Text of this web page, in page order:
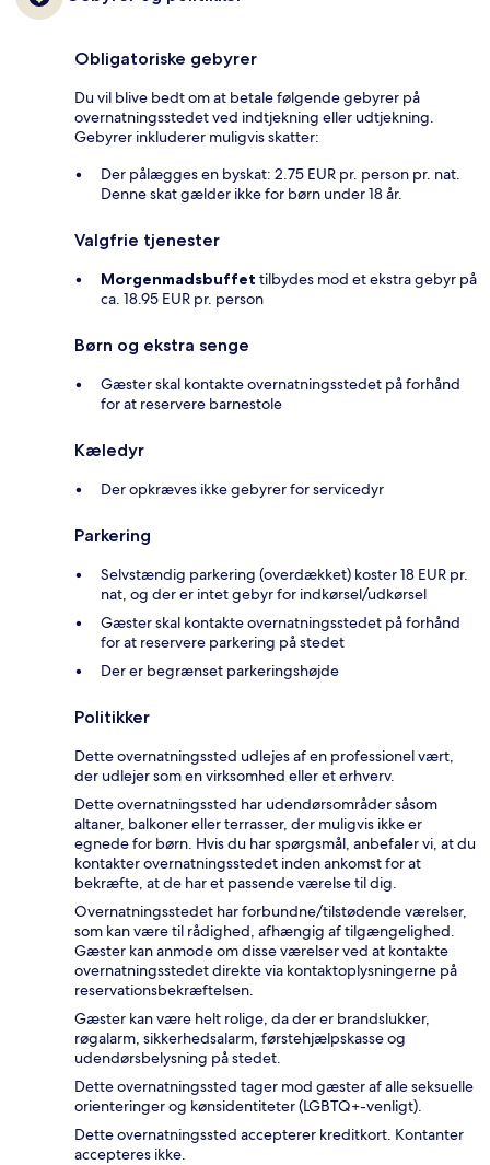
Obligatoriske gebyrer
Du vil blive bedt om at betale følgende gebyrer på
overnatningsstedet ved indtjekning eller udtjekning.
Gebyrer inkluderer muligvis skatter:
Der pålægges en byskat: 2.75 EUR pr. person pr. nat.
Denne skat gælder ikke for børn under 18 år.
Valgfrie tjenester
Morgenmadsbuffet tilbydes mod et ekstra gebyr på
ca. 18.95 EUR pr. person
Børn og ekstra senge
Gæster skal kontakte overnatningsstedet på forhånd
for at reservere barnestole
Kæledyr
Der opkræves ikke gebyrer for servicedyr
Parkering
Selvstændig parkering (overdækket) koster 18 EUR pr.
nat, og der er intet gebyr for indkørsel/udkørsel
Gæster skal kontakte overnatningsstedet på forhånd
for at reservere parkering på stedet
Der er begrænset parkeringshøjde
Politikker
Dette overnatningssted udlejes af en professionel vært,
der udlejer som en virksomhed eller et erhverv.
Dette overnatningssted har udendørsområder såsom
altaner, balkoner eller terrasser, der muligvis ikke er
egnede for børn. Hvis du har spørgsmål, anbefaler vi, at du
kontakter overnatningsstedet inden ankomst for at
bekræfte, at de har et passende værelse til dig.
Overnatningsstedet har forbundne/tilstødende værelser,
som kan være til rådighed, afhængig af tilgængelighed.
Gæster kan anmode om disse værelser ved at kontakte
overnatningsstedet direkte via kontaktoplysningerne på
reservationsbekræftelsen.
Gæster kan være helt rolige, da der er brandslukker,
røgalarm, sikkerhedsalarm, førstehjælpskasse og
udendørsbelysning på stedet.
Dette overnatningssted tager mod gæster af alle seksuelle
orienteringer og kønsidentiteter (LGBTQ+-venligt).
Dette overnatningssted accepterer kreditkort. Kontanter
accepteres ikke.